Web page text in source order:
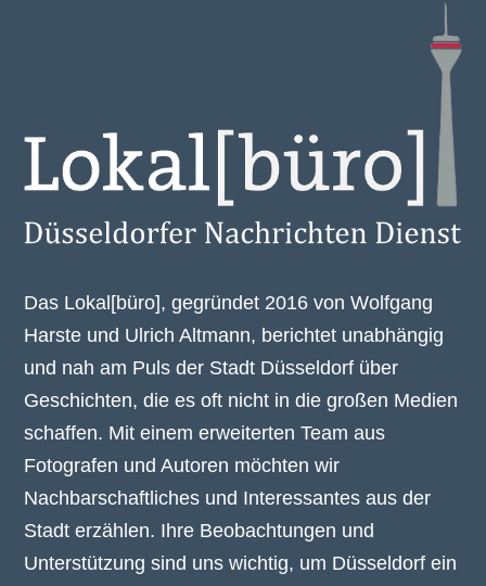
Das Lokal[büro], gegründet 2016 von Wolfgang
Harste und Ulrich Altmann, berichtet unabhängig
und nah am Puls der Stadt Düsseldorf über
Geschichten, die es oft nicht in die großen Medien
schaffen. Mit einem erweiterten Team aus
Fotografen und Autoren möchten wir
Nachbarschaftliches und Interessantes aus der
Stadt erzählen. Ihre Beobachtungen und
Unterstützung sind uns wichtig, um Düsseldorf ein